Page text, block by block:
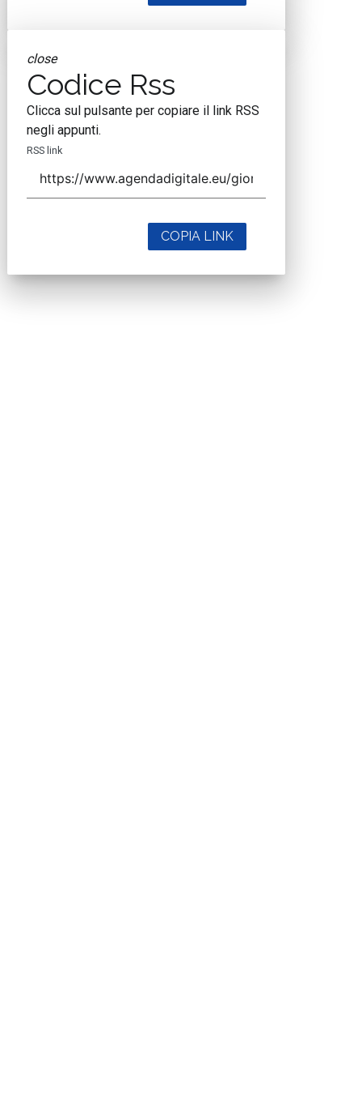
close
Codice Rss
Clicca sul pulsante per copiare il link RSS
negli appunti.
RSS link
COPIA LINK